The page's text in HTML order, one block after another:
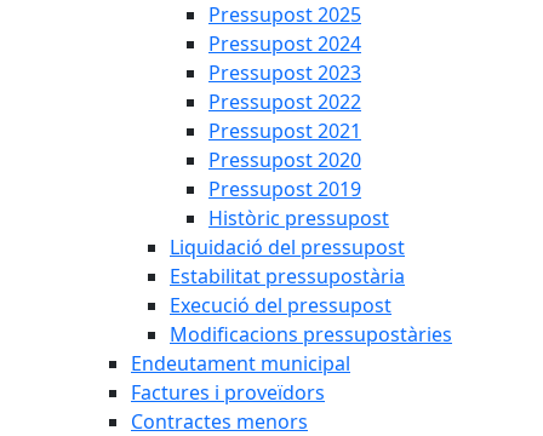
Pressupost 2025
Pressupost 2024
Pressupost 2023
Pressupost 2022
Pressupost 2021
Pressupost 2020
Pressupost 2019
Històric pressupost
Liquidació del pressupost
Estabilitat pressupostària
Execució del pressupost
Modificacions pressupostàries
Endeutament municipal
Factures i proveïdors
Contractes menors